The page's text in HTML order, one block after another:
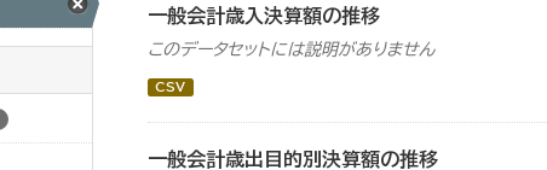
一般会計歳入決算額の推移
このデータセットには説明がありません
CSV
一般会計歳出目的別決算額の推移